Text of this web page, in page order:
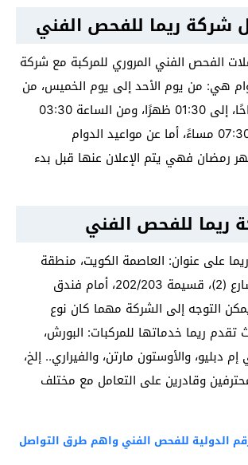
شركة ريما للفحص الفني
الفحص الفني المروري للمركبة مع شركة
هي: من يوم الأحد إلى يوم الخميس، من
الساعة 07:30 صباحًا، إلى 01:30 ظهرًا، ومن الساعة 03:30
عصرًا إلى الساعة 07:30 مساءً، أما عن مواعيد الدوام
رمضان فهي يتم الإعلان عنها قبل بدء
ريما للفحص الفني
على عنوان: العاصمة الكويت، منطقة
الري، قطعة (1)، شارع (2)، قسيمة 202/203، أمام فندق
يمكن التوجه إلى الشركة مهما كان نوع
تقدم ريما خدماتها للمركبات: البورش،
دبليو، والأوستون مارتن، والفيراري.. إلخ،
وقادرين على التعامل مع مختلف
الدولية للفحص الفني واهم طرق التواصل